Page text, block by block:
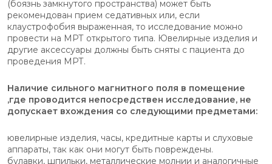
(боязнь замкнутого пространства) может быть
рекомендован прием седативных или, если
клаустрофобия выраженная, то исследование можно
провести на МРТ открытого типа. Ювелирные изделия и
другие аксессуары должны быть сняты с пациента до
проведения МРТ.
Наличие сильного магнитного поля в помещение
,где проводится непосредствен исследование, не
допускает вхождения со следующими предметами:
ювелирные изделия, часы, кредитные карты и слуховые
аппараты, так как они могут быть повреждены.
булавки, шпильки, металлические молнии и аналогичные